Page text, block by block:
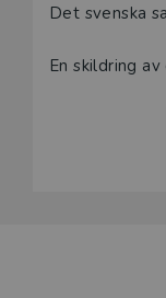
Det svenska
En skildring